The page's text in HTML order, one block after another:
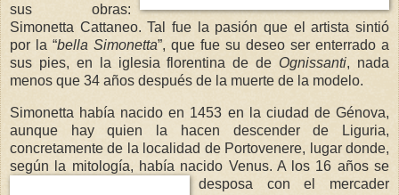
sus obras:
Simonetta Cattaneo. Tal fue la pasión que el artista sintió
por la “bella Simonetta”, que fue su deseo ser enterrado a
sus pies, en la iglesia florentina de de Ognissanti, nada
menos que 34 años después de la muerte de la modelo.
Simonetta había nacido en 1453 en la ciudad de Génova,
aunque hay quien la hacen descender de Liguria,
concretamente de la localidad de Portovenere, lugar donde,
según la mitología, había nacido Venus. A los 16 años se
desposa con el mercader